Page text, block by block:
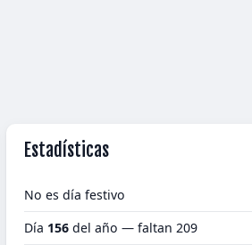
Estadísticas
No es día festivo
Día 156 del año — faltan 209